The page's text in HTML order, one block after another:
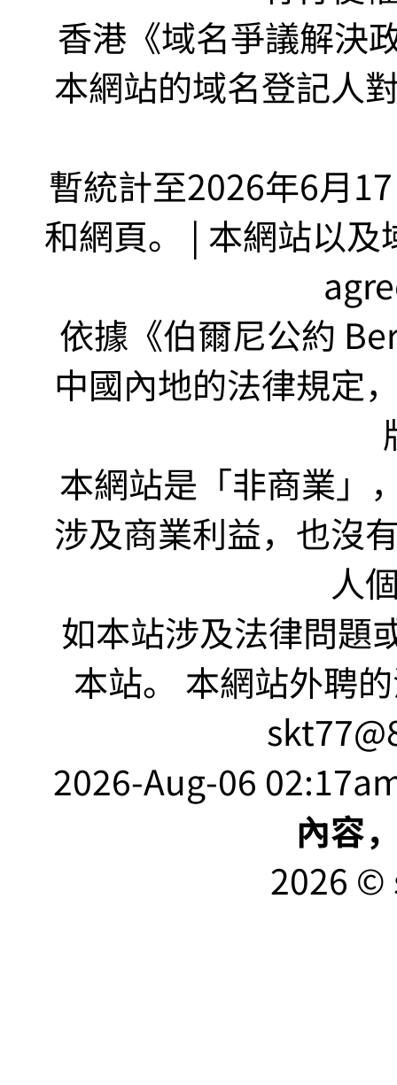
香港《域名爭議解決
本網站的域名登記人
暫統計至2026年6月
和網頁。 | 本網站以
依據《伯爾尼公約
中國內地的法律規定
本網站是「非商業
涉及商業利益，也沒
人
如本站涉及法律問題
本站。 本網站外聘
2026-Aug-06
內容
2026 ©